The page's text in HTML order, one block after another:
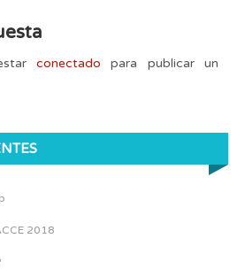
conectado para publicar un
2018